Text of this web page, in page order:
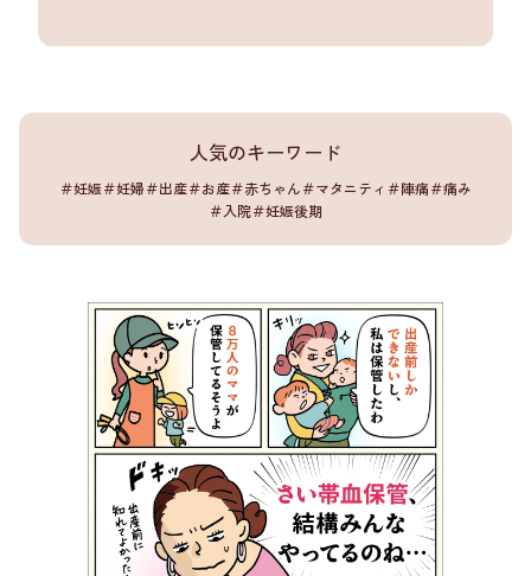
人気のキーワード
＃妊娠＃妊婦＃出産＃お産＃赤ちゃん＃マタニティ ＃陣痛＃痛み
＃入院＃妊娠後期